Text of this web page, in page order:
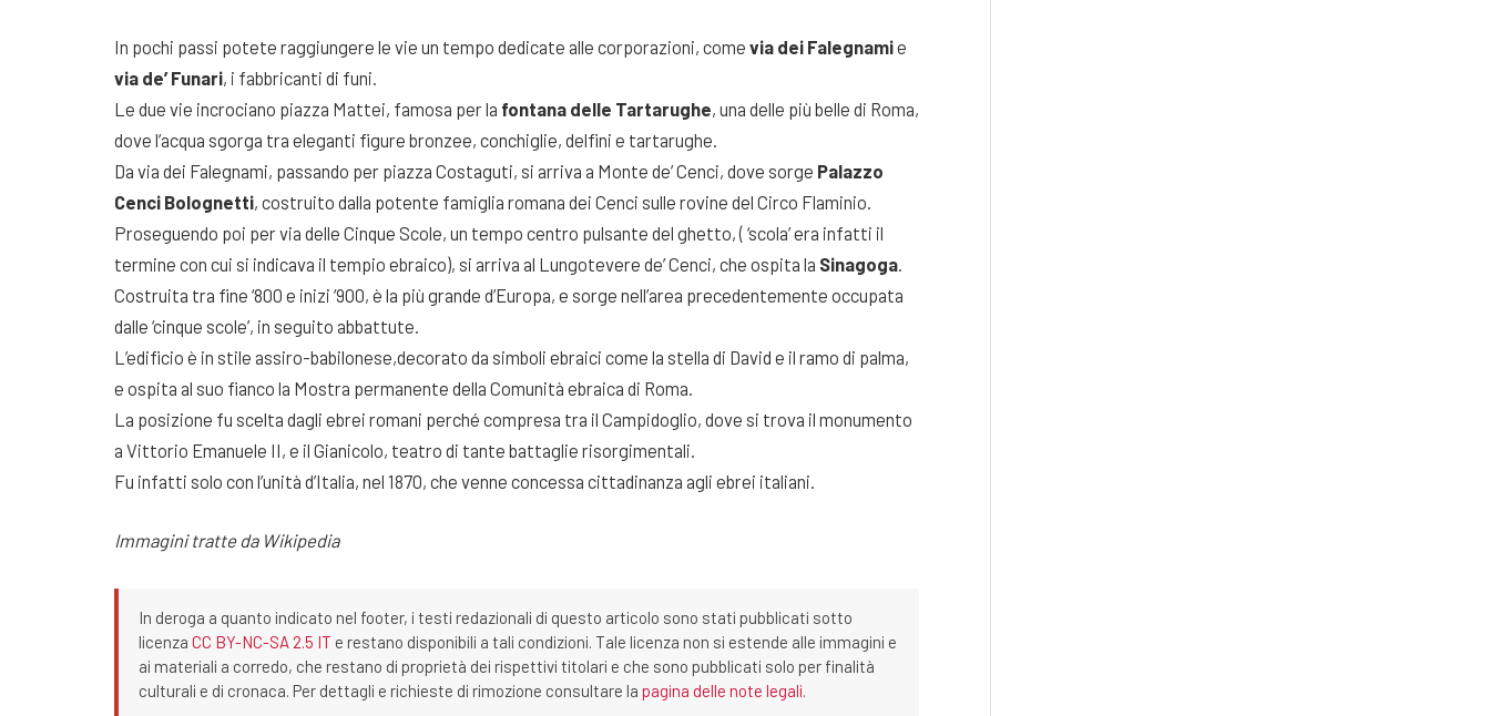
In pochi passi potete raggiungere le vie un tempo dedicate alle corporazioni, come via dei Falegnamie
via de’ Funari, i fabbricanti di funi.
Le due vie incrociano piazza Mattei, famosa per la fontana delle Tartarughe, una delle più belle di Roma,
dove l’acqua sgorga tra eleganti figure bronzee, conchiglie, delfini e tartarughe.
Da via dei Falegnami, passando per piazza Costaguti, si arriva a Monte de’ Cenci, dove sorge Palazzo
Cenci Bolognetti, costruito dalla potente famiglia romana dei Cenci sulle rovine del Circo Flaminio.
Proseguendo poi per via delle Cinque Scole, un tempo centro pulsante del ghetto, ( ‘scola’ era infatti il
termine con cui si indicava il tempio ebraico), si arriva al Lungotevere de’ Cenci, che ospita la Sinagoga
Costruita tra fine ‘800 e inizi ‘900, è la più grande d’Europa, e sorge nell’area precedentemente occupata
dalle ‘cinque scole’, in seguito abbattute.
L’edificio è in stile assiro-babilonese,decorato da simboli ebraici come la stella di David e il ramo di palma,
e ospita al suo fianco la Mostra permanente della Comunità ebraica di Roma.
La posizione fu scelta dagli ebrei romani perché compresa tra il Campidoglio, dove si trova il monumento
a Vittorio Emanuele II, e il Gianicolo, teatro di tante battaglie risorgimentali.
Fu infatti solo con l’unità d’Italia, nel 1870, che venne concessa cittadinanza agli ebrei italiani.
Immagini tratte da Wikipedia
In deroga a quanto indicato nel footer, i testi redazionali di questo articolo sono stati pubblicati sotto
licenza CC BY-NC-SA 2.5 IT e restano disponibili a tali condizioni. Tale licenza non si estende alle immagini e
ai materiali a corredo, che restano di proprietà dei rispettivi titolari e che sono pubblicati solo per finalità
culturali e di cronaca. Per dettagli e richieste di rimozione consultare la pagina delle note legali.